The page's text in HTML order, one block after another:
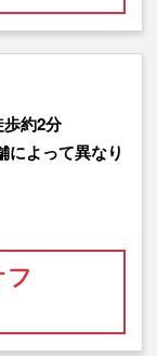
約2分
によって異なり